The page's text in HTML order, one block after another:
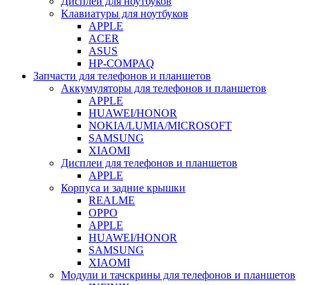
Клавиатуры для ноутбуков
APPLE
ACER
ASUS
HP-COMPAQ
Запчасти для телефонов и планшетов
Аккумуляторы для телефонов и планшетов
APPLE
HUAWEI/HONOR
NOKIA/LUMIA/MICROSOFT
SAMSUNG
XIAOMI
Дисплеи для телефонов и планшетов
APPLE
Корпуса и задние крышки
REALME
OPPO
APPLE
HUAWEI/HONOR
SAMSUNG
XIAOMI
Модули и тачскрины для телефонов и планшетов